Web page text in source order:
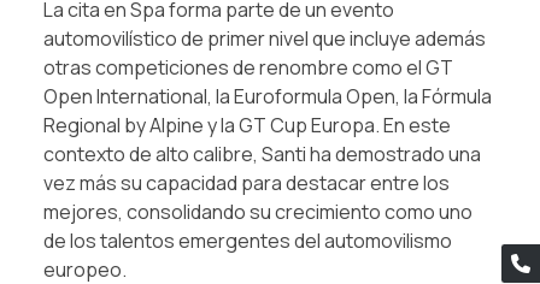
La cita en Spa forma parte de un evento
automovilístico de primer nivel que incluye además
otras competiciones de renombre como el GT
Open International, la Euroformula Open, la Fórmula
Regional by Alpine y la GT Cup Europa. En este
contexto de alto calibre, Santi ha demostrado una
vez más su capacidad para destacar entre los
mejores, consolidando su crecimiento como uno
de los talentos emergentes del automovilismo
europeo.